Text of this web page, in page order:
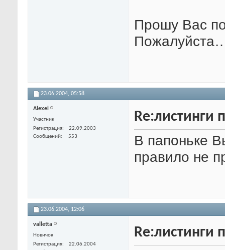
Прошу Вас
23.06.2004, 05:58
Alexei
Участник
Регистрация
22.09.2003
Сообщений
553
Re:листинги
В папоньке
правило не
23.06.2004, 12:06
valletta
Новичок
Регистрация
22.06.2004
Re:листинги